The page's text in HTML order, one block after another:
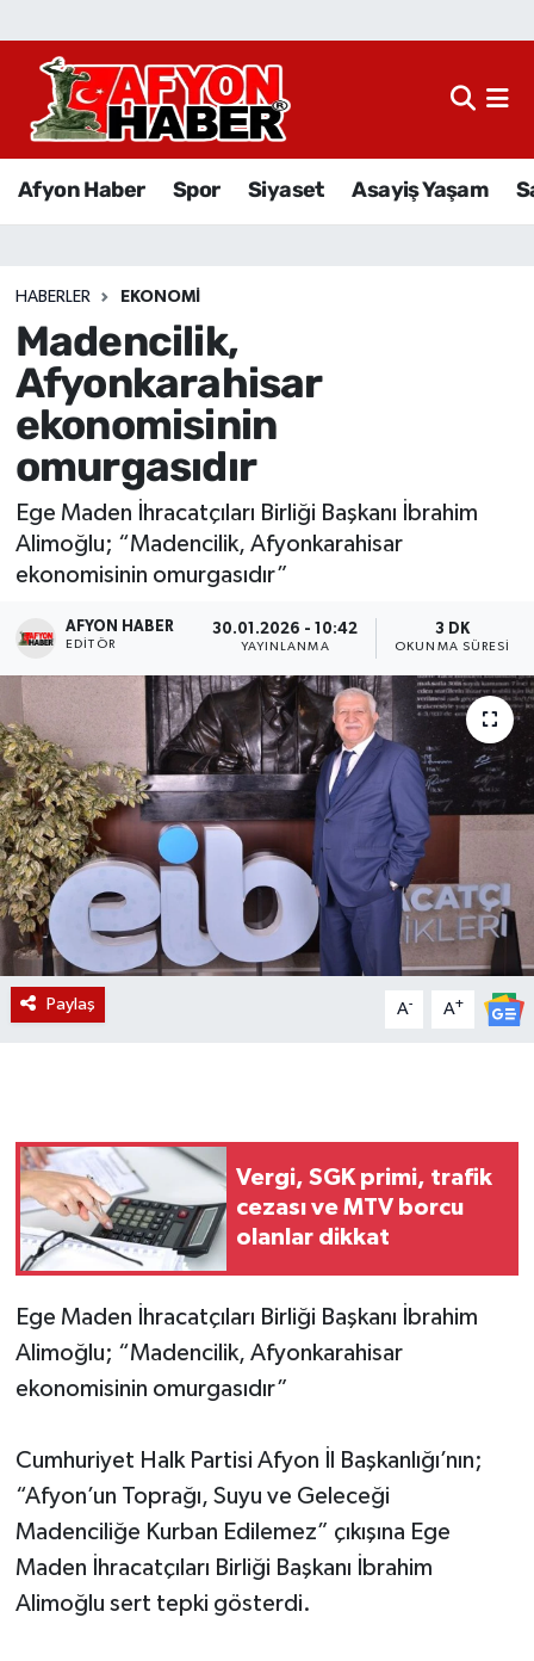
Afyon Haber Spor Siyaset Asayiş Yaşam
HABERLER EKONOMI
Madencilik,
Afyonkarahisar
ekonomisinin
omurgasıdır
Ege Maden İhracatçıları Birliği Başkanı İbrahim
Alimoğlu; “Madencilik, Afyonkarahisar
ekonomisinin omurgasıdır”
AFYON HABER
EDITÖR
30.01.2026 - 10:42
YAYINLANMA
3 DK
OKUNMA SÜRESI
Paylaş A- A+
Vergi, SGK primi, trafik
cezası ve MTV borcu
olanlar dikkat
Ege Maden İhracatçıları Birliği Başkanı İbrahim
Alimoğlu; “Madencilik, Afyonkarahisar
ekonomisinin omurgasıdır”
Cumhuriyet Halk Partisi Afyon İl Başkanlığı’nın;
“Afyon’un Toprağı, Suyu ve Geleceği
Madenciliğe Kurban Edilemez” çıkışına Ege
Maden İhracatçıları Birliği Başkanı İbrahim
Alimoğlu sert tepki gösterdi.
Afyon Haber
Sağlık
Eğitim
Sivil Toplum
Ekonomi
Magazin
Etkinlikler